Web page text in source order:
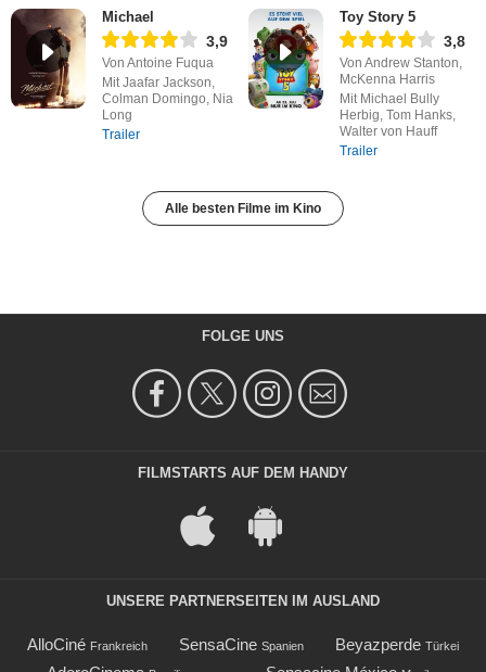
Michael
3,9
Von Antoine Fuqua
Mit Jaafar Jackson,
Colman Domingo, Nia
Long
Trailer
Toy Story 5
3,8
Von Andrew Stanton,
McKenna Harris
Mit Michael Bully
Herbig, Tom Hanks,
Walter von Hauff
Trailer
Alle besten Filme im Kino
FOLGE UNS
FILMSTARTS AUF DEM HANDY
UNSERE PARTNERSEITEN IM AUSLAND
AlloCiné Frankreich SensaCine Spanien Beyazperde Türkei